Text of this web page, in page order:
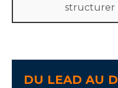
structurer
DU LEAD AU